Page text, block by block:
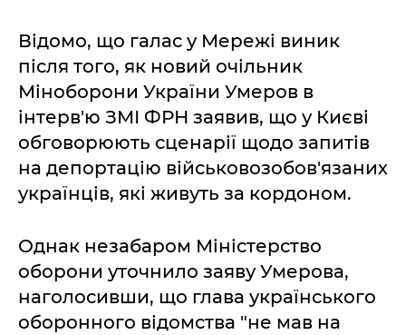
Відомо, що галас у Мережі виник
після того, як новий очільник
Міноборони України Умеров в
інтерв'ю ЗМІ ФРН заявив, що у Києві
обговорюють сценарії щодо запитів
на депортацію військовозобов'язаних
українців, які живуть за кордоном.
Однак незабаром Міністерство
оборони уточнило заяву Умерова,
наголосивши, що глава українського
оборонного відомства "не мав на